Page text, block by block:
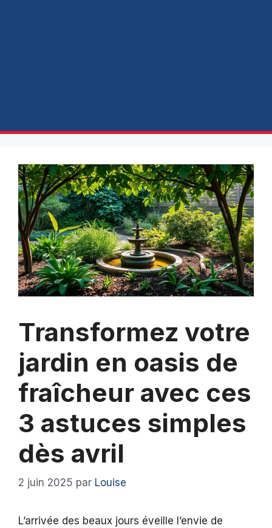
Transformez votre
jardin en oasis de
fraîcheur avec ces
3 astuces simples
dès avril
2 juin 2025 par Louise
L’arrivée des beaux jours éveille l’envie de